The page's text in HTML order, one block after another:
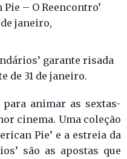
Pie – O Reencontro’
de janeiro,
garante risada
de 31 de janeiro.
para animar as sextas-
cinema. Uma coleção
Pie’ e a estreia da
são as apostas que